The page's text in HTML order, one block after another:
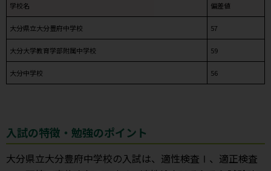
学校名 偏差値
大分県立大分豊府中学校 57
大分大学教育学部附属中学校 59
大分中学校 56
入試の特徴・勉強のポイント
大分県立大分豊府中学校の入試は、適性検査Ⅰ、適正検査